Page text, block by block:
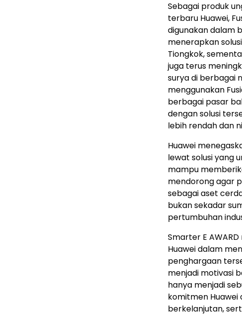
Sebagai produk
terbaru Huawei,
digunakan dalam
menerapkan
Tiongkok,
juga terus
surya di berbagai
menggunakan
berbagai pasar
dengan solusi
lebih rendah dan
Huawei
lewat solusi yang
mampu
mendorong agar
sebagai aset
bukan sekadar
pertumbuhan
Smarter E
Huawei dalam
penghargaan
menjadi motivasi
hanya menjadi
komitmen
berkelanjutan,